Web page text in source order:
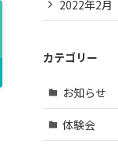
2022年2月
カテゴリー
お知らせ
体験会